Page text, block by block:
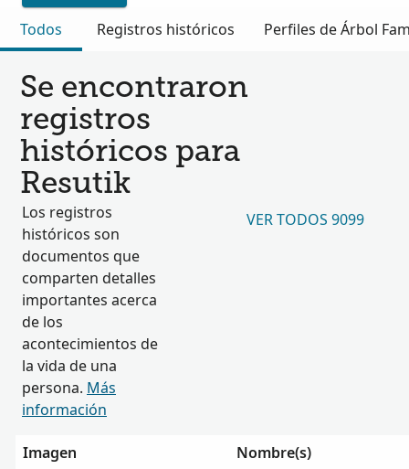
Todos
Registros históricos Perfiles de Árbol
Se encontraron
registros
históricos para
Resutik
Los registros
históricos son
documentos que
comparten detalles
importantes acerca
de los
acontecimientos de
la vida de una
persona. Más
información
VER TODOS 9099
Imagen
Nombre(s)